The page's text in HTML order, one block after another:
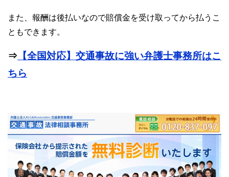
また、報酬は後払いなので賠償金を受け取ってから払うこ
ともできます。
⇒ 【全国対応】交通事故に強い弁護士事務所はこ
ちら